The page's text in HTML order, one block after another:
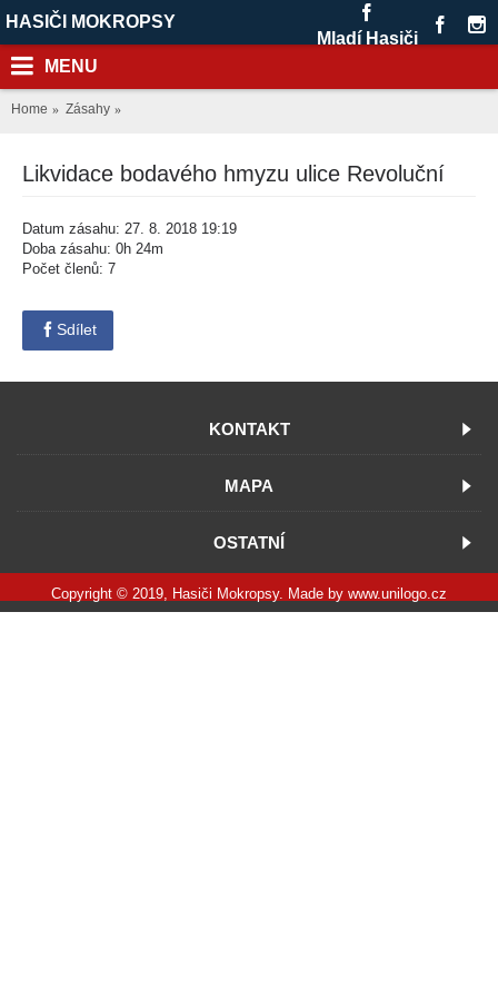
HASIČI MOKROPSY
Mladí Hasiči
MENU
Home Zásahy
Likvidace bodavého hmyzu ulice Revoluční
Datum zásahu: 27. 8. 2018 19:19
Doba zásahu: 0h 24m
Počet členů: 7
Sdílet
KONTAKT
MAPA
OSTATNÍ
Copyright © 2019, Hasiči Mokropsy. Made by www.unilogo.cz